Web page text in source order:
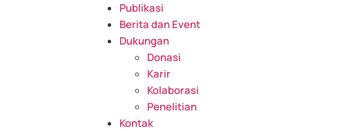
Publikasi
Berita dan Event
Dukungan
Donasi
Karir
Kolaborasi
Penelitian
Kontak